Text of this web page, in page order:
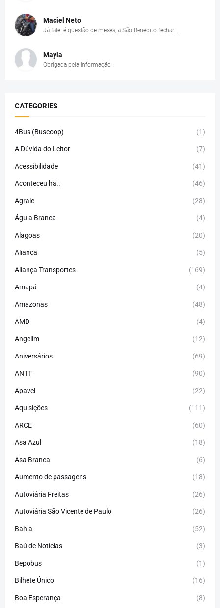
Maciel Neto
Já falei é questão de meses, a São Benedito fechar...
Mayla
Obrigada pela informação.
CATEGORIES
4Bus (Buscoop) (1)
A Dúvida do Leitor (7)
Acessibilidade (41)
Aconteceu há.. (46)
Agrale (28)
Águia Branca (4)
Alagoas (20)
Aliança (5)
Aliança Transportes (169)
Amapá (4)
Amazonas (48)
AMD (4)
Angelim (12)
Aniversários (69)
ANTT (90)
Apavel (22)
Aquisições (111)
ARCE (60)
Asa Azul (18)
Asa Branca (6)
Aumento de passagens (18)
Autoviária Freitas (26)
Autoviária São Vicente de Paulo (26)
Bahia (52)
Baú de Notícias (3)
Bepobus (1)
Bilhete Único (16)
Boa Esperança (8)